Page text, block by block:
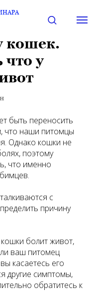
кошек.
что у
быть переносить
что наши питомцы
Однако кошки не
поэтому
что именно
с
причину
болит живот,
ваш питомец
касаетесь его
другие симптомы,
обратитесь к